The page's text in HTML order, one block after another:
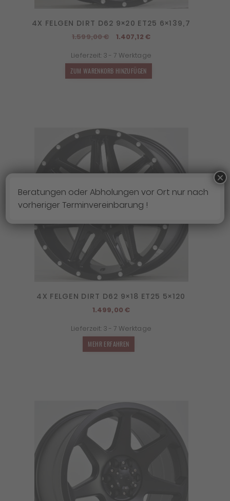
4X FELGEN DIRT D62 9×20 ET25 6×139,7
1.599,00€
Ursprünglicher
war:
1.599,00 €
1.407,12 €Aktueller
ist:
Lieferzeit: 3 - 7 Werktage
ZUM WARENKORB HINZUFÜGEN
4X FELGEN DIRT D62 9×18 ET25 5×120
1.499,00€
Lieferzeit: 3 - 7 Werktage
MEHR ERFAHREN
Beratungen oder Abholungen vor Ort nur nach
vorheriger Terminvereinbarung !
×